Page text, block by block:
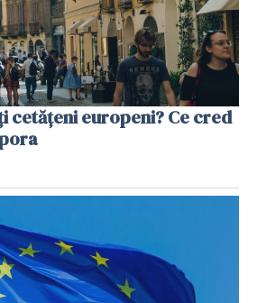
cetățeni europeni? Ce cred